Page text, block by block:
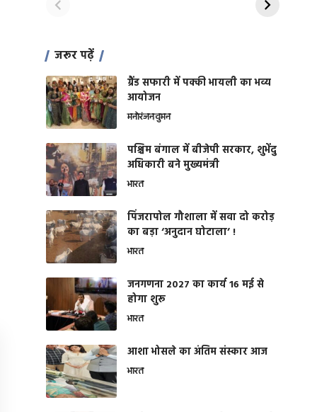
जरूर पढ़ें
ग्रैंड सफारी में पक्की भायली का भव्य
आयोजन
मनोरंजनवुमन
पश्चिम बंगाल में बीजेपी सरकार, शुभेंदु
अधिकारी बने मुख्यमंत्री
भारत
​पिंजरापोल गौशाला में सवा दो करोड़
का बड़ा ‘अनुदान घोटाला’ !
भारत
जनगणना 2027 का कार्य 16 मई से
होगा शुरू
भारत
आशा भोसले का अंतिम संस्कार आज
भारत